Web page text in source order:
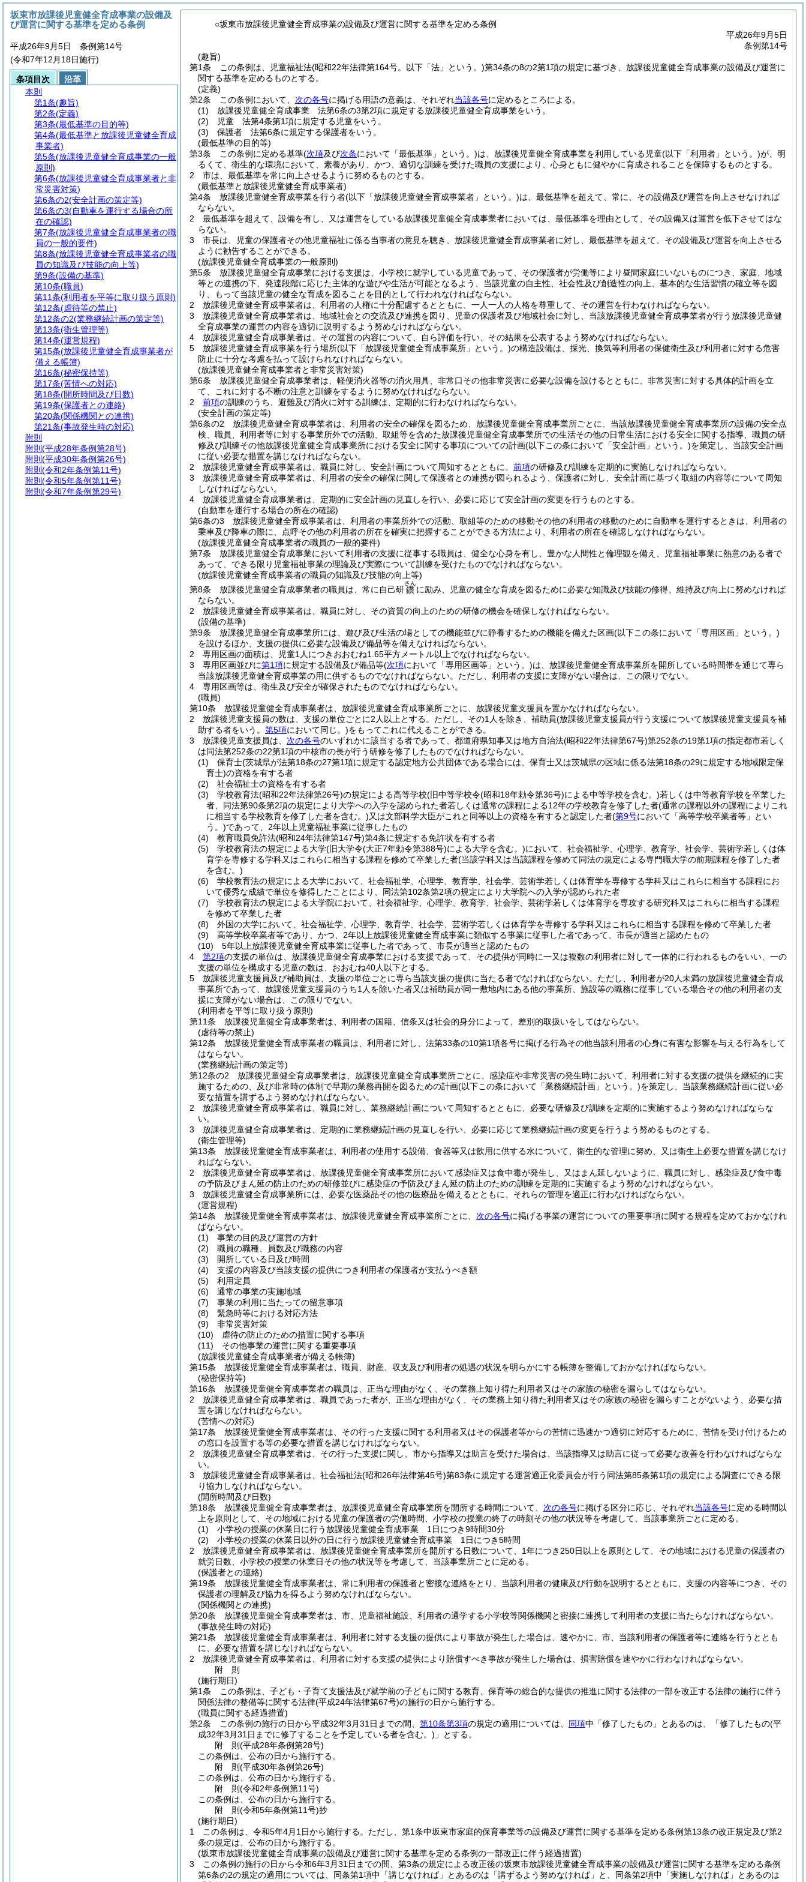
○坂東市放課後児童健全育成事業の設備及び運営に関する基準を定める条例
平成26年9月5日
条例第14号
(趣旨)
第1条
この条例は、児童福祉法(昭和22年法律第164号。以下「法」という。)第34条の8の2第1項の規定に基づき、放課後児童健全育成事業の設備及び運営に
関する基準を定めるものとする。
(定義)
第2条
この条例において、 次の各号に掲げる用語の意義は、それぞれ当該各号に定めるところによる。
(1)
放課後児童健全育成事業 法第6条の3第2項に規定する放課後児童健全育成事業をいう。
(2)
児童 法第4条第1項に規定する児童をいう。
(3)
保護者 法第6条に規定する保護者をいう。
(最低基準の目的等)
第3条
この条例に定める基準(次項及び次条において「最低基準」という。)は、放課後児童健全育成事業を利用している児童(以下「利用者」という。)が、明
るくて、衛生的な環境において、素養があり、かつ、適切な訓練を受けた職員の支援により、心身ともに健やかに育成されることを保障するものとする。
2
市は、最低基準を常に向上させるように努めるものとする。
(最低基準と放課後児童健全育成事業者)
第4条
放課後児童健全育成事業を行う者(以下「放課後児童健全育成事業者」という。)は、最低基準を超えて、常に、その設備及び運営を向上させなければ
ならない。
2
最低基準を超えて、設備を有し、又は運営をしている放課後児童健全育成事業者においては、最低基準を理由として、その設備又は運営を低下させてはな
らない。
3
市長は、児童の保護者その他児童福祉に係る当事者の意見を聴き、放課後児童健全育成事業者に対し、最低基準を超えて、その設備及び運営を向上させる
ように勧告することができる。
(放課後児童健全育成事業の一般原則)
第5条
放課後児童健全育成事業における支援は、小学校に就学している児童であって、その保護者が労働等により昼間家庭にいないものにつき、家庭、地域
等との連携の下、発達段階に応じた主体的な遊びや生活が可能となるよう、当該児童の自主性、社会性及び創造性の向上、基本的な生活習慣の確立等を図
り、もって当該児童の健全な育成を図ることを目的として行われなければならない。
2
放課後児童健全育成事業者は、利用者の人権に十分配慮するとともに、一人一人の人格を尊重して、その運営を行わなければならない。
3
放課後児童健全育成事業者は、地域社会との交流及び連携を図り、児童の保護者及び地域社会に対し、当該放課後児童健全育成事業者が行う放課後児童健
全育成事業の運営の内容を適切に説明するよう努めなければならない。
4
放課後児童健全育成事業者は、その運営の内容について、自ら評価を行い、その結果を公表するよう努めなければならない。
5
放課後児童健全育成事業を行う場所(以下「放課後児童健全育成事業所」という。)の構造設備は、採光、換気等利用者の保健衛生及び利用者に対する危害
防止に十分な考慮を払って設けられなければならない。
(放課後児童健全育成事業者と非常災害対策)
第6条
放課後児童健全育成事業者は、軽便消火器等の消火用具、非常口その他非常災害に必要な設備を設けるとともに、非常災害に対する具体的計画を立
て、これに対する不断の注意と訓練をするように努めなければならない。
2
前項の訓練のうち、避難及び消火に対する訓練は、定期的に行わなければならない。
(安全計画の策定等)
第6条の2
放課後児童健全育成事業者は、利用者の安全の確保を図るため、放課後児童健全育成事業所ごとに、当該放課後児童健全育成事業所の設備の安全点
検、職員、利用者等に対する事業所外での活動、取組等を含めた放課後児童健全育成事業所での生活その他の日常生活における安全に関する指導、職員の研
修及び訓練その他放課後児童健全育成事業所における安全に関する事項についての計画(以下この条において「安全計画」という。)を策定し、当該安全計画
に従い必要な措置を講じなければならない。
2
放課後児童健全育成事業者は、職員に対し、安全計画について周知するとともに、 前項の研修及び訓練を定期的に実施しなければならない。
3
放課後児童健全育成事業者は、利用者の安全の確保に関して保護者との連携が図られるよう、保護者に対し、安全計画に基づく取組の内容等について周知
しなければならない。
4
放課後児童健全育成事業者は、定期的に安全計画の見直しを行い、必要に応じて安全計画の変更を行うものとする。
(自動車を運行する場合の所在の確認)
第6条の3
放課後児童健全育成事業者は、利用者の事業所外での活動、取組等のための移動その他の利用者の移動のために自動車を運行するときは、利用者の
乗車及び降車の際に、点呼その他の利用者の所在を確実に把握することができる方法により、利用者の所在を確認しなければならない。
(放課後児童健全育成事業者の職員の一般的要件)
第7条
放課後児童健全育成事業において利用者の支援に従事する職員は、健全な心身を有し、豊かな人間性と倫理観を備え、児童福祉事業に熱意のある者で
あって、できる限り児童福祉事業の理論及び実際について訓練を受けたものでなければならない。
(放課後児童健全育成事業者の職員の知識及び技能の向上等)
第8条
放課後児童健全育成事業者の職員は、常に自己研鑽
さん
に励み、児童の健全な育成を図るために必要な知識及び技能の修得、維持及び向上に努めなければ
ならない。
2
放課後児童健全育成事業者は、職員に対し、その資質の向上のための研修の機会を確保しなければならない。
(設備の基準)
第9条
放課後児童健全育成事業所には、遊び及び生活の場としての機能並びに静養するための機能を備えた区画(以下この条において「専用区画」という。)
を設けるほか、支援の提供に必要な設備及び備品等を備えなければならない。
2
専用区画の面積は、児童1人につきおおむね1.65平方メートル以上でなければならない。
3
専用区画並びに第1項に規定する設備及び備品等(次項において「専用区画等」という。)は、放課後児童健全育成事業所を開所している時間帯を通じて専ら
当該放課後児童健全育成事業の用に供するものでなければならない。 ただし、利用者の支援に支障がない場合は、この限りでない。
4
専用区画等は、衛生及び安全が確保されたものでなければならない。
(職員)
第10条
放課後児童健全育成事業者は、放課後児童健全育成事業所ごとに、放課後児童支援員を置かなければならない。
2
放課後児童支援員の数は、支援の単位ごとに2人以上とする。 ただし、その1人を除き、補助員(放課後児童支援員が行う支援について放課後児童支援員を補
助する者をいう。 第5項において同じ。)をもってこれに代えることができる。
3
放課後児童支援員は、 次の各号のいずれかに該当する者であって、都道府県知事又は地方自治法(昭和22年法律第67号)第252条の19第1項の指定都市若しく
は同法第252条の22第1項の中核市の長が行う研修を修了したものでなければならない。
(1)
保育士(茨城県が法第18条の27第1項に規定する認定地方公共団体である場合には、保育士又は茨城県の区域に係る法第18条の29に規定する地域限定保
育士)の資格を有する者
(2)
社会福祉士の資格を有する者
(3)
学校教育法(昭和22年法律第26号)の規定による高等学校(旧中等学校令(昭和18年勅令第36号)による中等学校を含む。)若しくは中等教育学校を卒業した
者、同法第90条第2項の規定により大学への入学を認められた者若しくは通常の課程による12年の学校教育を修了した者(通常の課程以外の課程によりこれ
に相当する学校教育を修了した者を含む。)又は文部科学大臣がこれと同等以上の資格を有すると認定した者(第9号において「高等学校卒業者等」とい
う。)であって、2年以上児童福祉事業に従事したもの
(4)
教育職員免許法(昭和24年法律第147号)第4条に規定する免許状を有する者
(5)
学校教育法の規定による大学(旧大学令(大正7年勅令第388号)による大学を含む。)において、社会福祉学、心理学、教育学、社会学、芸術学若しくは体
育学を専修する学科又はこれらに相当する課程を修めて卒業した者(当該学科又は当該課程を修めて同法の規定による専門職大学の前期課程を修了した者
を含む。)
(6)
学校教育法の規定による大学において、社会福祉学、心理学、教育学、社会学、芸術学若しくは体育学を専修する学科又はこれらに相当する課程にお
いて優秀な成績で単位を修得したことにより、同法第102条第2項の規定により大学院への入学が認められた者
(7)
学校教育法の規定による大学院において、社会福祉学、心理学、教育学、社会学、芸術学若しくは体育学を専攻する研究科又はこれらに相当する課程
を修めて卒業した者
(8)
外国の大学において、社会福祉学、心理学、教育学、社会学、芸術学若しくは体育学を専修する学科又はこれらに相当する課程を修めて卒業した者
(9)
高等学校卒業者等であり、かつ、2年以上放課後児童健全育成事業に類似する事業に従事した者であって、市長が適当と認めたもの
(10)
5年以上放課後児童健全育成事業に従事した者であって、市長が適当と認めたもの
4
第2項の支援の単位は、放課後児童健全育成事業における支援であって、その提供が同時に一又は複数の利用者に対して一体的に行われるものをいい、一の
支援の単位を構成する児童の数は、おおむね40人以下とする。
5
放課後児童支援員及び補助員は、支援の単位ごとに専ら当該支援の提供に当たる者でなければならない。 ただし、利用者が20人未満の放課後児童健全育成
事業所であって、放課後児童支援員のうち1人を除いた者又は補助員が同一敷地内にある他の事業所、施設等の職務に従事している場合その他の利用者の支
援に支障がない場合は、この限りでない。
(利用者を平等に取り扱う原則)
第11条
放課後児童健全育成事業者は、利用者の国籍、信条又は社会的身分によって、差別的取扱いをしてはならない。
(虐待等の禁止)
第12条
放課後児童健全育成事業者の職員は、利用者に対し、法第33条の10第1項各号に掲げる行為その他当該利用者の心身に有害な影響を与える行為をして
はならない。
(業務継続計画の策定等)
第12条の2
放課後児童健全育成事業者は、放課後児童健全育成事業所ごとに、感染症や非常災害の発生時において、利用者に対する支援の提供を継続的に実
施するための、及び非常時の体制で早期の業務再開を図るための計画(以下この条において「業務継続計画」という。)を策定し、当該業務継続計画に従い必
要な措置を講ずるよう努めなければならない。
2
放課後児童健全育成事業者は、職員に対し、業務継続計画について周知するとともに、必要な研修及び訓練を定期的に実施するよう努めなければならな
い。
3
放課後児童健全育成事業者は、定期的に業務継続計画の見直しを行い、必要に応じて業務継続計画の変更を行うよう努めるものとする。
(衛生管理等)
第13条
放課後児童健全育成事業者は、利用者の使用する設備、食器等又は飲用に供する水について、衛生的な管理に努め、又は衛生上必要な措置を講じなけ
ればならない。
2
放課後児童健全育成事業者は、放課後児童健全育成事業所において感染症又は食中毒が発生し、又はまん延しないように、職員に対し、感染症及び食中毒
の予防及びまん延の防止のための研修並びに感染症の予防及びまん延の防止のための訓練を定期的に実施するよう努めなければならない。
3
放課後児童健全育成事業所には、必要な医薬品その他の医療品を備えるとともに、それらの管理を適正に行わなければならない。
(運営規程)
第14条
放課後児童健全育成事業者は、放課後児童健全育成事業所ごとに、 次の各号に掲げる事業の運営についての重要事項に関する規程を定めておかなけれ
ばならない。
(1)
事業の目的及び運営の方針
(2)
職員の職種、員数及び職務の内容
(3)
開所している日及び時間
(4)
支援の内容及び当該支援の提供につき利用者の保護者が支払うべき額
(5)
利用定員
(6)
通常の事業の実施地域
(7)
事業の利用に当たっての留意事項
(8)
緊急時等における対応方法
(9)
非常災害対策
(10)
虐待の防止のための措置に関する事項
(11)
その他事業の運営に関する重要事項
(放課後児童健全育成事業者が備える帳簿)
第15条
放課後児童健全育成事業者は、職員、財産、収支及び利用者の処遇の状況を明らかにする帳簿を整備しておかなければならない。
(秘密保持等)
第16条
放課後児童健全育成事業者の職員は、正当な理由がなく、その業務上知り得た利用者又はその家族の秘密を漏らしてはならない。
2
放課後児童健全育成事業者は、職員であった者が、正当な理由がなく、その業務上知り得た利用者又はその家族の秘密を漏らすことがないよう、必要な措
置を講じなければならない。
(苦情への対応)
第17条
放課後児童健全育成事業者は、その行った支援に関する利用者又はその保護者等からの苦情に迅速かつ適切に対応するために、苦情を受け付けるため
の窓口を設置する等の必要な措置を講じなければならない。
2
放課後児童健全育成事業者は、その行った支援に関し、市から指導又は助言を受けた場合は、当該指導又は助言に従って必要な改善を行わなければならな
い。
3
放課後児童健全育成事業者は、社会福祉法(昭和26年法律第45号)第83条に規定する運営適正化委員会が行う同法第85条第1項の規定による調査にできる限
り協力しなければならない。
(開所時間及び日数)
第18条
放課後児童健全育成事業者は、放課後児童健全育成事業所を開所する時間について、 次の各号に掲げる区分に応じ、それぞれ当該各号に定める時間以
上を原則として、その地域における児童の保護者の労働時間、小学校の授業の終了の時刻その他の状況等を考慮して、当該事業所ごとに定める。
(1)
小学校の授業の休業日に行う放課後児童健全育成事業 1日につき9時間30分
(2)
小学校の授業の休業日以外の日に行う放課後児童健全育成事業 1日につき5時間
2
放課後児童健全育成事業者は、放課後児童健全育成事業所を開所する日数について、1年につき250日以上を原則として、その地域における児童の保護者の
就労日数、小学校の授業の休業日その他の状況等を考慮して、当該事業所ごとに定める。
(保護者との連絡)
第19条
放課後児童健全育成事業者は、常に利用者の保護者と密接な連絡をとり、当該利用者の健康及び行動を説明するとともに、支援の内容等につき、その
保護者の理解及び協力を得るよう努めなければならない。
(関係機関との連携)
第20条
放課後児童健全育成事業者は、市、児童福祉施設、利用者の通学する小学校等関係機関と密接に連携して利用者の支援に当たらなければならない。
(事故発生時の対応)
第21条
放課後児童健全育成事業者は、利用者に対する支援の提供により事故が発生した場合は、速やかに、市、当該利用者の保護者等に連絡を行うととも
に、必要な措置を講じなければならない。
2
放課後児童健全育成事業者は、利用者に対する支援の提供により賠償すべき事故が発生した場合は、損害賠償を速やかに行わなければならない。
附 則
(施行期日)
第1条
この条例は、子ども・子育て支援法及び就学前の子どもに関する教育、保育等の総合的な提供の推進に関する法律の一部を改正する法律の施行に伴う
関係法律の整備等に関する法律(平成24年法律第67号)の施行の日から施行する。
(職員に関する経過措置)
第2条
この条例の施行の日から平成32年3月31日までの間、 第10条第3項の規定の適用については、 同項中「修了したもの」とあるのは、「修了したもの(平
成32年3月31日までに修了することを予定している者を含む。) 」とする。
附 則(平成28年条例第28号)
この条例は、公布の日から施行する。
附 則(平成30年条例第26号)
この条例は、公布の日から施行する。
附 則(令和2年条例第11号)
この条例は、公布の日から施行する。
附 則(令和5年条例第11号)抄
(施行期日)
1
この条例は、令和5年4月1日から施行する。 ただし、第1条中坂東市家庭的保育事業等の設備及び運営に関する基準を定める条例第13条の改正規定及び第2
条の規定は、公布の日から施行する。
(坂東市放課後児童健全育成事業の設備及び運営に関する基準を定める条例の一部改正に伴う経過措置)
3
この条例の施行の日から令和6年3月31日までの間、第3条の規定による改正後の坂東市放課後児童健全育成事業の設備及び運営に関する基準を定める条例
第6条の2の規定の適用については、同条第1項中「講じなければ」とあるのは「講ずるよう努めなければ」と、同条第2項中「実施しなければ」とあるのは
坂東市放課後児童健全育成事業の設備及
び運営に関する基準を定める条例
平成26年9月5日 条例第14号
(令和7年12月18日施行)
条項目次
沿革
本則
第1条(趣旨)
第2条(定義)
第3条(最低基準の目的等)
第4条(最低基準と放課後児童健全育成
事業者)
第5条(放課後児童健全育成事業の一般
原則)
第6条(放課後児童健全育成事業者と非
常災害対策)
第6条の2(安全計画の策定等)
第6条の3(自動車を運行する場合の所
在の確認)
第7条(放課後児童健全育成事業者の職
員の一般的要件)
第8条(放課後児童健全育成事業者の職
員の知識及び技能の向上等)
第9条(設備の基準)
第10条(職員)
第11条(利用者を平等に取り扱う原則)
第12条(虐待等の禁止)
第12条の2(業務継続計画の策定等)
第13条(衛生管理等)
第14条(運営規程)
第15条(放課後児童健全育成事業者が
備える帳簿)
第16条(秘密保持等)
第17条(苦情への対応)
第18条(開所時間及び日数)
第19条(保護者との連絡)
第20条(関係機関との連携)
第21条(事故発生時の対応)
附則
附則 (平成28年条例第28号)
附則 (平成30年条例第26号)
附則 (令和2年条例第11号)
附則 (令和5年条例第11号)
附則 (令和7年条例第29号)